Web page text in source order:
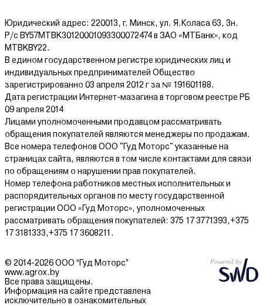
Юридический адрес: 220013, г. Минск, ул. Я.Коласа 63, 3н.
Р/с BY57MTBK30120001093300072474 в ЗАО «МТБанк», код
MTBKBY22.
В едином государственном регистре юридических лиц и
индивидуальных предпринимателей Общество
зарегистрированно 03 апреля 2012 г за № 191601188.
Дата регистрации Интернет-мазагина в торговом реестре РБ
09 апреля 2014
Лицами уполномоченными продавцом рассматривать
обращения покупателей являются менеджеры по продажам.
Все номера телефонов ООО "Гуд Моторс" указанные на
страницах сайта, являются в том числе контактами для связи
по обращениям о нарушении прав покупателей.
Номер телефона работников местных исполнительных и
распорядительных органов по месту государственной
регистрации ООО «Гуд Моторс», уполномоченных
рассматривать обращения покупателей: 375 17 3771393,+375
17 3181333,+375 17 3608211.
© 2014-2026 ООО “Гуд Моторс”
www.agrox.by
Все права защищены.
Информация на сайте представлена
исключительно в ознакомительных